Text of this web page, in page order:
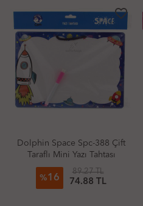
favorite_border
Dolphin Space Spc-388 Çift
Taraflı Mini Yazı Tahtası
%16
89.27 TL
74.88 TL